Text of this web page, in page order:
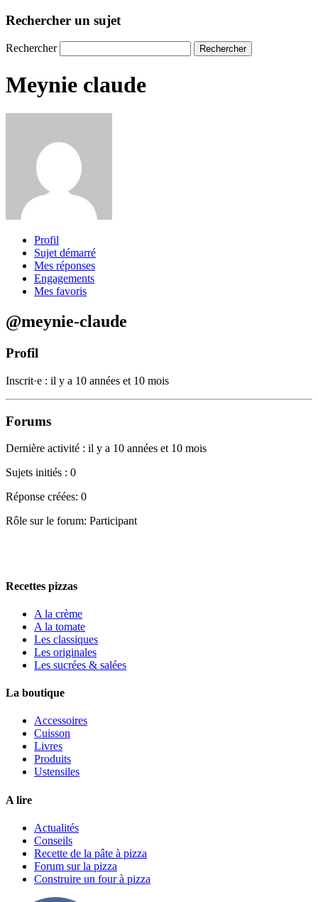
Rechercher un sujet
Rechercher
Meynie claude
Profil
Sujet démarré
Mes réponses
Engagements
Mes favoris
@meynie-claude
Profil
Inscrit·e : il y a 10 années et 10 mois
Forums
Dernière activité : il y a 10 années et 10 mois
Sujets initiés : 0
Réponse créées: 0
Rôle sur le forum: Participant
Recettes pizzas
A la crème
A la tomate
Les classiques
Les originales
Les sucrées & salées
La boutique
Accessoires
Cuisson
Livres
Produits
Ustensiles
A lire
Actualités
Conseils
Recette de la pâte à pizza
Forum sur la pizza
Construire un four à pizza